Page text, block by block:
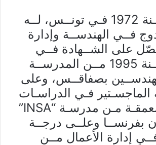
من مواليد سـنة 1972 فـي تونــس، لــه
فــي الهندســة وإدارة
على الشــهادة فــي
الهندســة ســنة 1995 مــن المدرســة
بصفاقــس، وعلى
الماجسـتير فـي الدراسـات
الهندسـية المعمقـة مـن مدرسـة “INSA”
بفرنســا وعلــى درجــة
إدارة الأعمال مــن